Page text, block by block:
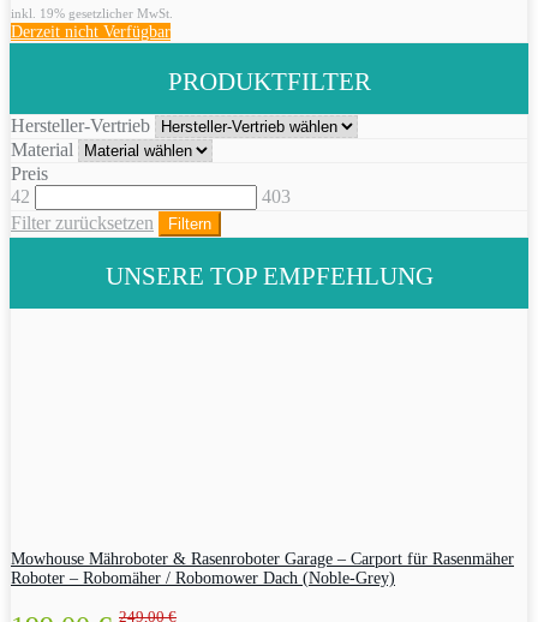
inkl. 19% gesetzlicher MwSt.
Derzeit nicht Verfügbar
PRODUKTFILTER
Hersteller-Vertrieb
Material
Preis
42
403
Filter zurücksetzen
Filtern
UNSERE TOP EMPFEHLUNG
Mowhouse Mähroboter & Rasenroboter Garage – Carport für Rasenmäher
Roboter – Robomäher / Robomower Dach (Noble-Grey)
249,00 €